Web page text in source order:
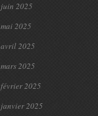
juin 2025
mai 2025
avril 2025
mars 2025
février 2025
janvier 2025